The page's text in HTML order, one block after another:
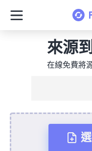
來源
在線免費將